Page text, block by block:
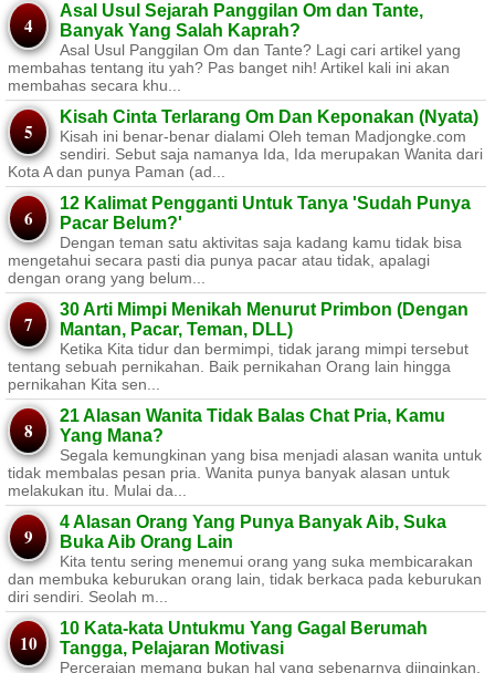
Asal Usul Sejarah Panggilan Om dan Tante,
Banyak Yang Salah Kaprah?
Asal Usul Panggilan Om dan Tante? Lagi cari artikel yang
membahas tentang itu yah? Pas banget nih! Artikel kali ini akan
membahas secara khu...
Kisah Cinta Terlarang Om Dan Keponakan (Nyata)
Kisah ini benar-benar dialami Oleh teman Madjongke.com
sendiri. Sebut saja namanya Ida, Ida merupakan Wanita dari
Kota A dan punya Paman (ad...
12 Kalimat Pengganti Untuk Tanya 'Sudah Punya
Pacar Belum?'
Dengan teman satu aktivitas saja kadang kamu tidak bisa
mengetahui secara pasti dia punya pacar atau tidak, apalagi
dengan orang yang belum...
30 Arti Mimpi Menikah Menurut Primbon (Dengan
Mantan, Pacar, Teman, DLL)
Ketika Kita tidur dan bermimpi, tidak jarang mimpi tersebut
tentang sebuah pernikahan. Baik pernikahan Orang lain hingga
pernikahan Kita sen...
21 Alasan Wanita Tidak Balas Chat Pria, Kamu
Yang Mana?
Segala kemungkinan yang bisa menjadi alasan wanita untuk
tidak membalas pesan pria. Wanita punya banyak alasan untuk
melakukan itu. Mulai da...
4 Alasan Orang Yang Punya Banyak Aib, Suka
Buka Aib Orang Lain
Kita tentu sering menemui orang yang suka membicarakan
dan membuka keburukan orang lain, tidak berkaca pada keburukan
diri sendiri. Seolah m...
10 Kata-kata Untukmu Yang Gagal Berumah
Tangga, Pelajaran Motivasi
Perceraian memang bukan hal yang sebenarnya diinginkan.